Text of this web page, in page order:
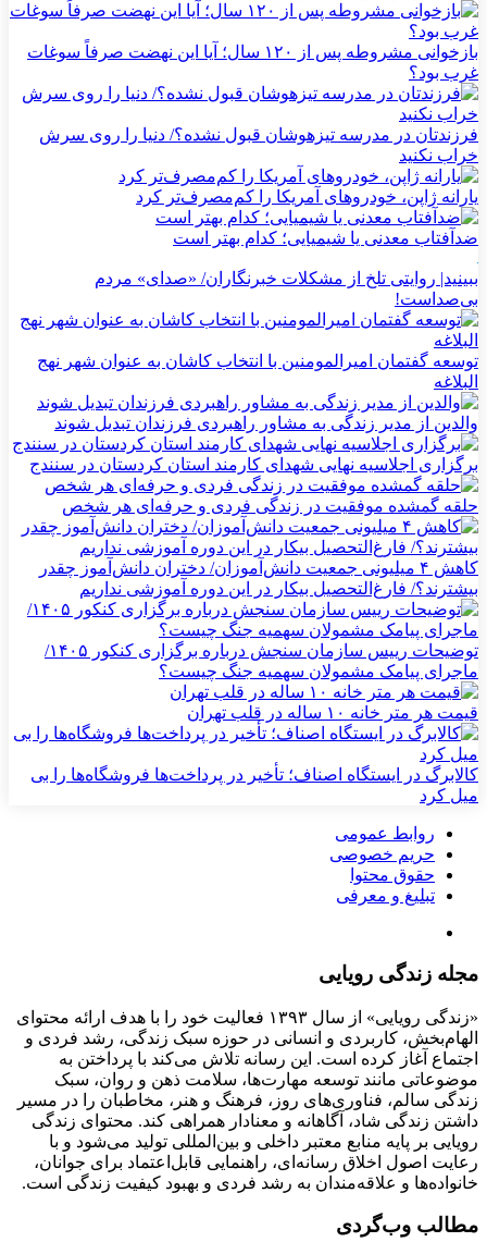
بازخوانی مشروطه پس از ۱۲۰ سال؛ آیا این نهضت صرفاً سوغات
غرب بود؟
فرزندتان در مدرسه تیزهوشان قبول نشده؟/ دنیا را روی سرش
خراب نکنید
یارانه ژاپن، خودروهای آمریکا را کم‌مصرف‌تر کرد
ضدآفتاب‌ معدنی یا شیمیایی؛ کدام بهتر است
ببینید| روایتی تلخ از مشکلات خبرنگاران/ «صدای» ‌مردم
بی‌صدا‌ست!
توسعه گفتمان امیرالمومنین با انتخاب کاشان به عنوان شهر نهج
البلاغه
والدین از مدیر زندگی به مشاور راهبردی فرزندان تبدیل شوند
برگزاری اجلاسیه نهایی شهدای کارمند استان کردستان در سنندج
حلقه گمشده موفقیت در زندگی فردی و حرفه‌ای هر شخص
کاهش ۴ میلیونی جمعیت دانش‌آموزان/ دختران دانش‌آموز چقدر
بیشترند؟/ فارغ‌التحصیل بیکار در این دوره آموزشی نداریم
توضیحات رییس سازمان سنجش درباره برگزاری کنکور ۱۴۰۵/
ماجرای پیامک مشمولان سهمیه جنگ چیست؟
قیمت هر متر خانه ۱۰ ساله در قلب تهران
کالابرگ در ایستگاه اصناف؛ تأخیر در پرداخت‌ها فروشگاه‌ها را بی
میل کرد
روابط عمومی
حریم خصوصی
حقوق محتوا
تبلیغ و معرفی
مجله زندگی رویایی
«زندگی رویایی» از سال ۱۳۹۳ فعالیت خود را با هدف ارائه محتوای
الهام‌بخش، کاربردی و انسانی در حوزه سبک زندگی، رشد فردی و
اجتماع آغاز کرده است. این رسانه تلاش می‌کند با پرداختن به
موضوعاتی مانند توسعه مهارت‌ها، سلامت ذهن و روان، سبک
زندگی سالم، فناوری‌های روز، فرهنگ و هنر، مخاطبان را در مسیر
داشتن زندگی شاد، آگاهانه و معنادار همراهی کند. محتوای زندگی
رویایی بر پایه منابع معتبر داخلی و بین‌المللی تولید می‌شود و با
رعایت اصول اخلاق رسانه‌ای، راهنمایی قابل‌اعتماد برای جوانان،
خانواده‌ها و علاقه‌مندان به رشد فردی و بهبود کیفیت زندگی است.
مطالب وب‌گردی